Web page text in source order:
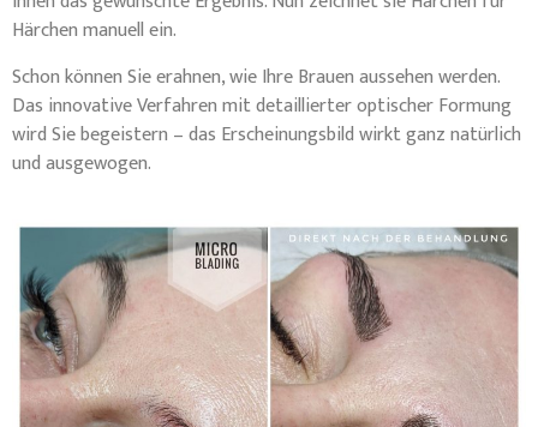
Härchen manuell ein.
Schon können Sie erahnen, wie Ihre Brauen aussehen werden.
Das innovative Verfahren mit detaillierter optischer Formung
wird Sie begeistern – das Erscheinungsbild wirkt ganz natürlich
und ausgewogen.